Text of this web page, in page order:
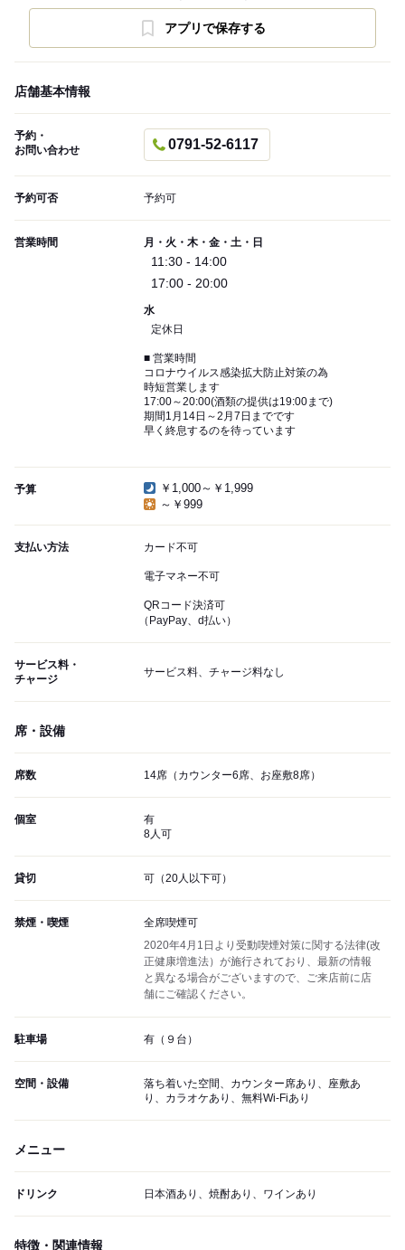
アプリで保存する
店舗基本情報
予約・
お問い合わせ
0791-52-6117
予約可否 予約可
営業時間 月・火・木・金・土・日
11:30 - 14:00
17:00 - 20:00
水
定休日
■ 営業時間
コロナウイルス感染拡大防止対策の為
時短営業します
17:00～20:00(酒類の提供は19:00まで)
期間1月14日～2月7日までです
早く終息するのを待っています
予算
￥1,000～￥1,999
～￥999
支払い方法 カード不可
電子マネー不可
QRコード決済可
（PayPay、d払い）
サービス料・
チャージ
サービス料、チャージ料なし
席・設備
席数 14席（カウンター6席、お座敷8席）
個室
有
8人可
貸切 可（20人以下可）
禁煙・喫煙
全席喫煙可
2020年4月1日より受動喫煙対策に関する法律(改
正健康増進法）が施行されており、最新の情報
と異なる場合がございますので、ご来店前に店
舗にご確認ください。
駐車場 有（９台）
空間・設備
落ち着いた空間、カウンター席あり、座敷あ
り、カラオケあり、無料Wi-Fiあり
メニュー
ドリンク 日本酒あり、焼酎あり、ワインあり
特徴・関連情報